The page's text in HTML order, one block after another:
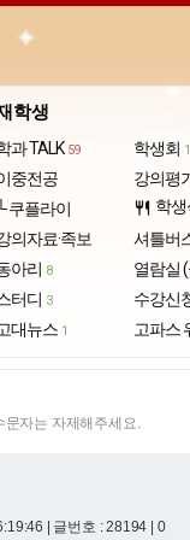
학생
과 TALK 59
중전공
쿠플라이
의자료·족보
아리 8
터디 3
대뉴스 1
학생회 1
강의평
restaurant 학
셔틀버
열람실
수강신
고파스
문자는 자제해주세요.
| 글번호 : 28194 | 0